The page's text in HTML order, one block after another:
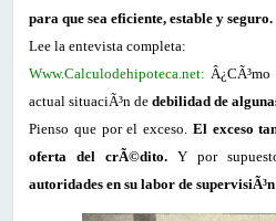
para que sea eficiente, estable y seguro.
Lee la entevista completa:
Www.Calculodehipoteca.net:
actual situaciÃ³n de debilidad de
Pienso que por el exceso. El exceso
oferta del crÃ©dito. Y por
autoridades en su labor de